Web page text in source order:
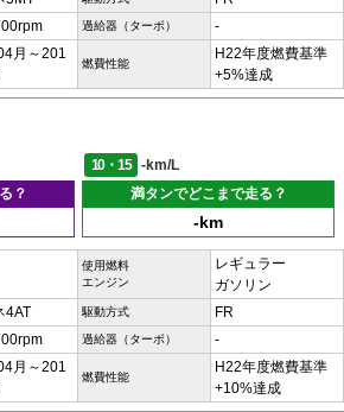
過給器（ターボ） -
月～201
燃費性能
H22年度燃費基準
+5%達成
10・15
-km/L
？
満タンでどこまで走る？
-km
使用燃料
エンジン
レギュラー
ガソリン
4AT 駆動方式 FR
過給器（ターボ） -
月～201
燃費性能
H22年度燃費基準
+10%達成